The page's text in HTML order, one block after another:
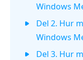
Windows
Del 2. Hur
Windows
Del 3. Hur